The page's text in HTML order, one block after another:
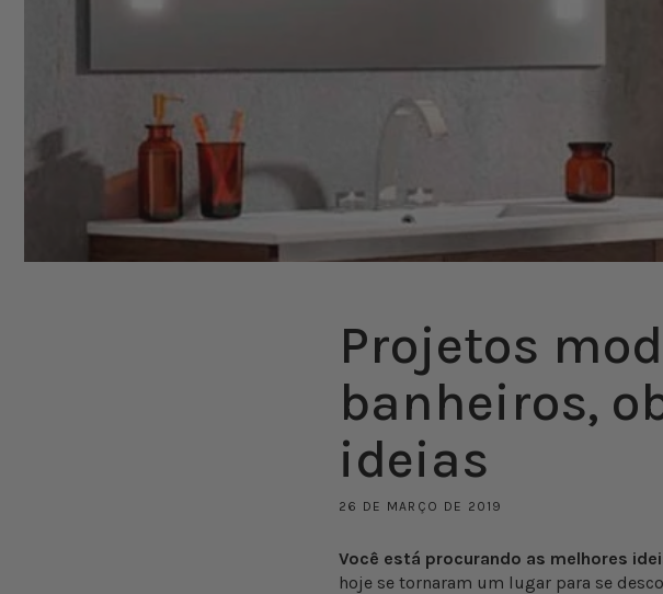
Projetos
banheiros,
ideias
26 DE MARÇO DE 2019
Você está procurando as melhores
hoje se tornaram um lugar para se